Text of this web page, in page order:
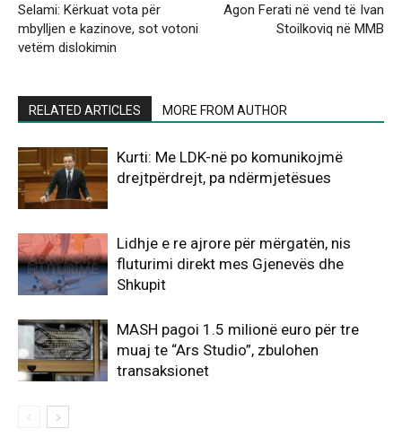
Selami: Kërkuat vota për
mbylljen e kazinove, sot votoni
vetëm dislokimin
Agon Ferati në vend të Ivan
Stoilkoviq në MMB
RELATED ARTICLES MORE FROM AUTHOR
Kurti: Me LDK-në po komunikojmë
drejtpërdrejt, pa ndërmjetësues
Lidhje e re ajrore për mërgatën, nis
fluturimi direkt mes Gjenevës dhe
Shkupit
MASH pagoi 1.5 milionë euro për tre
muaj te “Ars Studio”, zbulohen
transaksionet